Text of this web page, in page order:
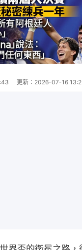
更新： 2026-07-16